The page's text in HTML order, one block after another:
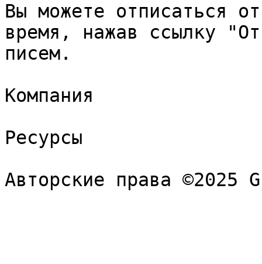
Вы можете отписаться
время, нажав ссылку
писем.
Компания
Ресурсы